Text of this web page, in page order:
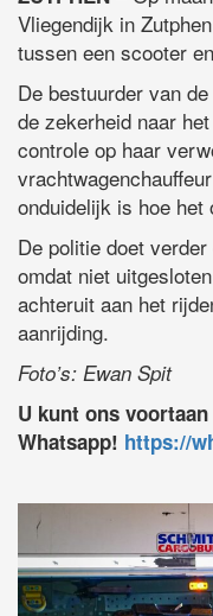
Vliegendijk in
tussen een scooter
De bestuurder van
de zekerheid naar
controle op haar
onduidelijk is hoe het
De politie doet
omdat niet
achteruit aan het
aanrijding.
Foto’s: Ewan Spit
U kunt ons
Whatsapp! https://